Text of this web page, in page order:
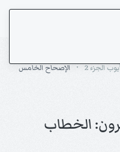
الجزء 2
الإصحاح الخامس
الخطاب